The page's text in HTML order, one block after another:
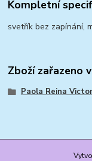
Kompletní
svetřík bez zapínání,
Zboží zařazeno
Paola Reina